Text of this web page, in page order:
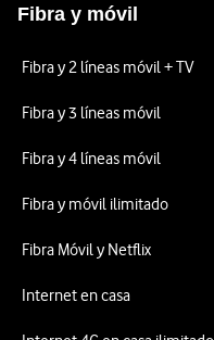
Fibra y móvil
Fibra y 2 líneas móvil + TV
Fibra y 3 líneas móvil
Fibra y 4 líneas móvil
Fibra y móvil ilimitado
Fibra Móvil y Netflix
Internet en casa